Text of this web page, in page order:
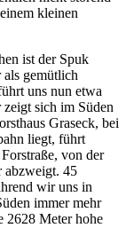
kleinen
ist der Spuk
als gemütlich
uns nun etwa
sich im Süden
Graseck, bei
liegt, führt
von der
abzweigt. 45
wir uns in
immer mehr
2628 Meter hohe